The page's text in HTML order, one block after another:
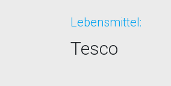
Lebensmittel:
Tesco